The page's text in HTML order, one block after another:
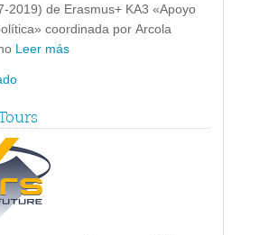
2019) de Erasmus+ KA3 «Apoyo
coordinada por Arcola
Leer más